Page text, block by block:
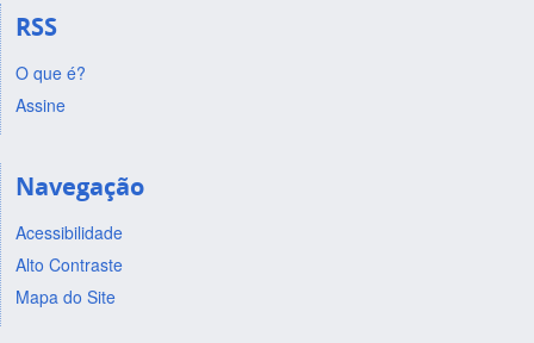
RSS
O que é?
Assine
Navegação
Acessibilidade
Alto Contraste
Mapa do Site